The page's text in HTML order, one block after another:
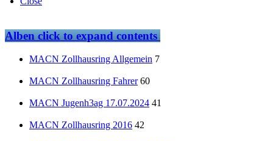
Albenclick to expand contents
MACN Zollhausring Allgemein 7
MACN Zollhausring Fahrer 60
MACN Jugenh3ag 17.07.2024 41
MACN Zollhausring 2016 42